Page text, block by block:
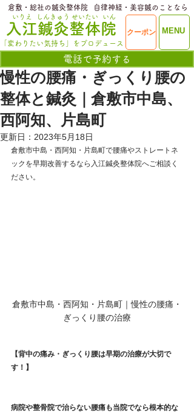
ME
​入江鍼灸整体院
いりえ
MENU
クーポン
電話で予約する
せいたい
しんきゅう いん
「変わりたい気持ち」をプロデュース
​倉敷・総社の鍼灸整体院 ​自律神経・美容鍼のことなら
慢性の腰痛・ぎっくり腰の
整体と鍼灸｜倉敷市中島、
西阿知、片島町
更新日： 2023年5月18日
倉敷市中島・西阿知・片島町で腰痛やストレートネ
ックを早期改善するなら入江鍼灸整体院へご相談く
ださい。
倉敷市中島・西阿知・片島町｜慢性の腰痛・
ぎっくり腰の治療
【背中の痛み・ぎっくり腰は早期の治療が大切で
す！】
病院や整骨院で治らない腰痛も当院でなら根本的な